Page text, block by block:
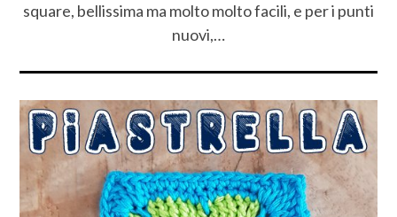
square, bellissima ma molto molto facili, e per i punti
nuovi,…